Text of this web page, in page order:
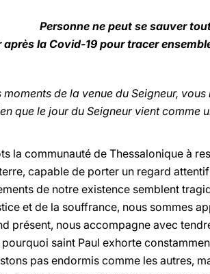
Personne ne peut se sauver
après la Covid-19 pour tracer
de la venue du Seigneur,
que le jour du Seigneur vient comme
la communauté de Thessalonique à
capable de porter un regard
de notre existence semblent
et de la souffrance, nous sommes
présent, nous accompagne avec
saint Paul exhorte
pas endormis comme les autres,